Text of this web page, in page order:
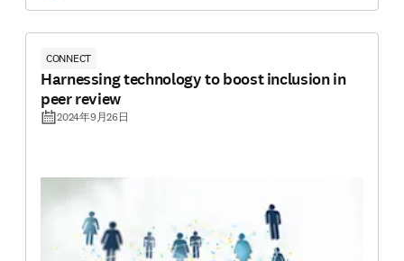
CONNECT
Harnessing technology to boost inclusion in
peer review
2024年9月26日